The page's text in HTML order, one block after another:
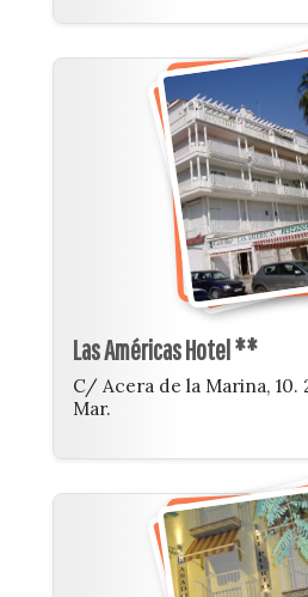
Las Américas Hotel **
C/ Acera de la Marina, 10.
Mar.